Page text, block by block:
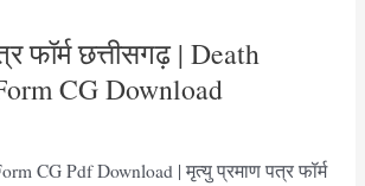
फॉर्म छत्तीसगढ़ | Death
CG Download
CG Pdf Download | मृत्यु प्रमाण पत्र फॉर्म